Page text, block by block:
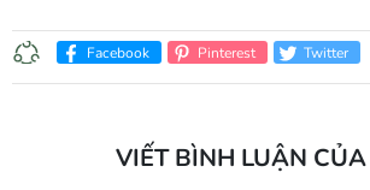
Facebook Pinterest Twitter
VIẾT BÌNH LUẬN